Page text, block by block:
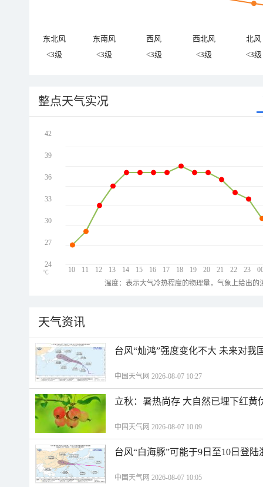
东北风 东南风 西风 西北风
北风
<3级
<3级 <3级 <3级 <3级
整点天气实况
10 11 12 13 14 15 16 17 18 19 20 21 22 23
42
39
36
33
30
27
24
℃
温度：表示大气冷热程度的物理量，气象上给出
天气资讯
台风“灿鸿”强度变化不大 未来对我
中国天气网 2026-08-07 10:27
立秋：暑热尚存 大自然已埋下红黄
中国天气网 2026-08-07 10:09
台风“白海豚”可能于9日至10日登陆
中国天气网 2026-08-07 10:05